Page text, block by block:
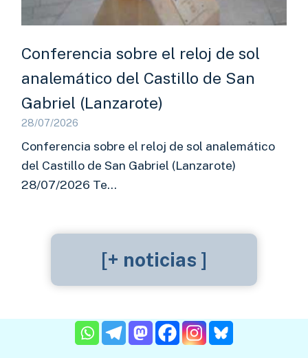
Conferencia sobre el reloj de sol
analemático del Castillo de San
Gabriel (Lanzarote)
28/07/2026
Conferencia sobre el reloj de sol analemático
del Castillo de San Gabriel (Lanzarote)
28/07/2026 Te…
[+ noticias ]